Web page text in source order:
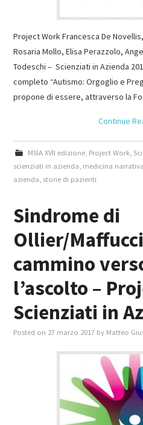
Project Work Francesca De
Rosaria Mollo, Elisa Perazzolo,
Todeschi – Scienziati in Azienda
completo “Autismo: Orgoglio e
propone di essere, attraverso la
Continue
MSIA XVII edizione, Project Work,
scienziati in azienda medicina narrativa
azienda storie di pazienti
Sindrome di
Ollier/
cammino
l’ascolto –
Scienziati in
Posted on 27 marzo 2017 by Matteo